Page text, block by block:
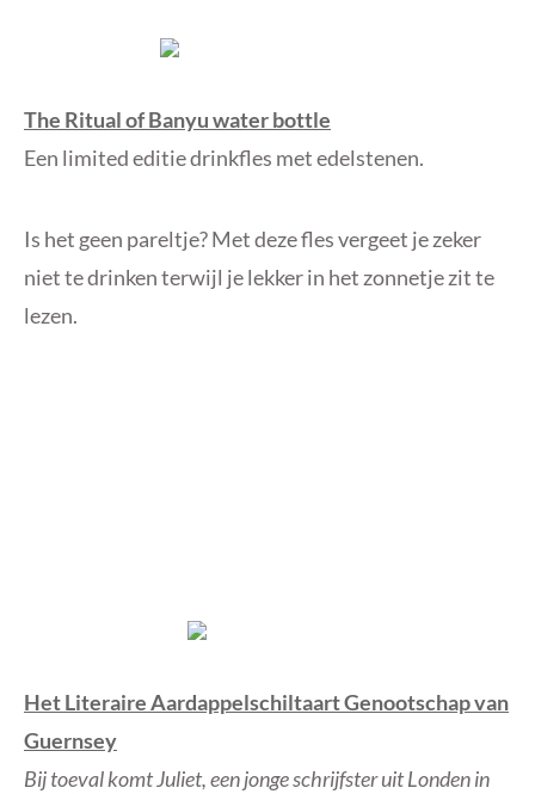
The Ritual of Banyu water bottle
Een limited editie drinkfles met edelstenen.
Is het geen pareltje? Met deze fles vergeet je zeker
niet te drinken terwijl je lekker in het zonnetje zit te
lezen.
Het Literaire Aardappelschiltaart Genootschap van
Guernsey
Bij toeval komt Juliet, een jonge schrijfster uit Londen in